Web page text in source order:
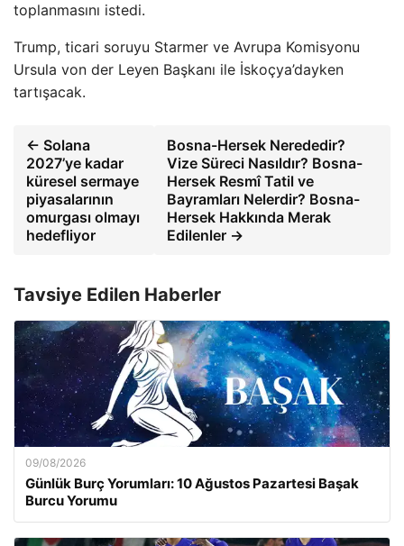
toplanmasını istedi.
Trump, ticari soruyu Starmer ve Avrupa Komisyonu
Ursula von der Leyen Başkanı ile İskoçya’dayken
tartışacak.
← Solana
2027’ye kadar
küresel sermaye
piyasalarının
omurgası olmayı
hedefliyor
Bosna-Hersek Nerededir?
Vize Süreci Nasıldır? Bosna-
Hersek Resmî Tatil ve
Bayramları Nelerdir? Bosna-
Hersek Hakkında Merak
Edilenler →
Tavsiye Edilen Haberler
09/08/2026
Günlük Burç Yorumları: 10 Ağustos Pazartesi Başak
Burcu Yorumu